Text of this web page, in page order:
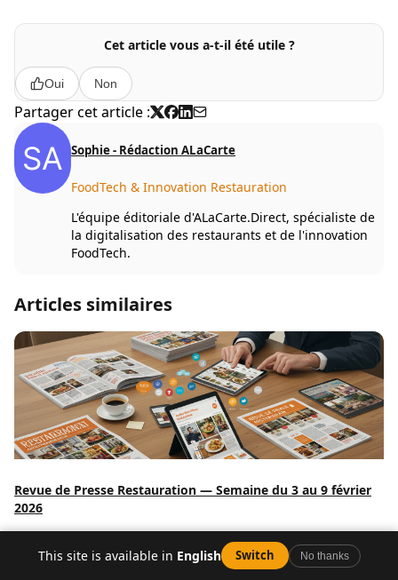
Cet article vous a-t-il été utile ?
Oui Non
Partager cet article :
Sophie - Rédaction ALaCarte
FoodTech & Innovation Restauration
L'équipe éditoriale d'ALaCarte.Direct, spécialiste de
la digitalisation des restaurants et de l'innovation
FoodTech.
Articles similaires
Revue de Presse Restauration — Semaine du 3 au 9 février
2026
This site is available in English Switch No thanks